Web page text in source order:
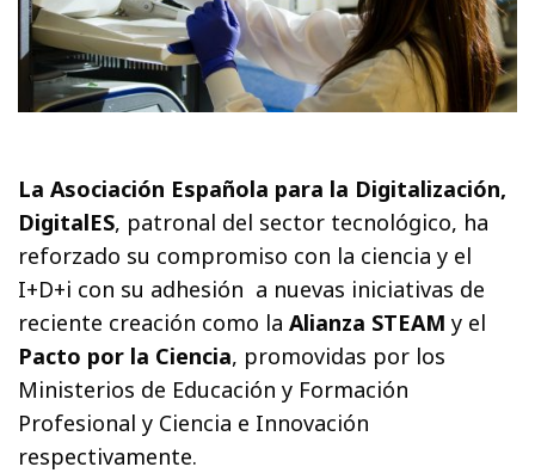
La Asociación Española para la Digitalización,
DigitalES, patronal del sector tecnológico, ha
reforzado su compromiso con la ciencia y el
I+D+i con su adhesión a nuevas iniciativas de
reciente creación como laAlianza STEAM y el
Pacto por la Ciencia, promovidas por los
Ministerios de Educación y Formación
Profesional y Ciencia e Innovación
respectivamente.